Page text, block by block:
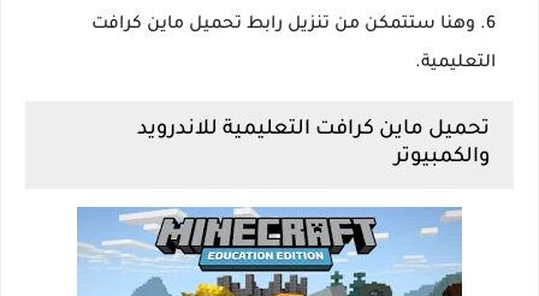
وهنا ستتمكن من تنزيل رابط تحميل ماين كرافت
التعليمية.
تحميل ماين كرافت التعليمية للاندرويد
والكمبيوتر